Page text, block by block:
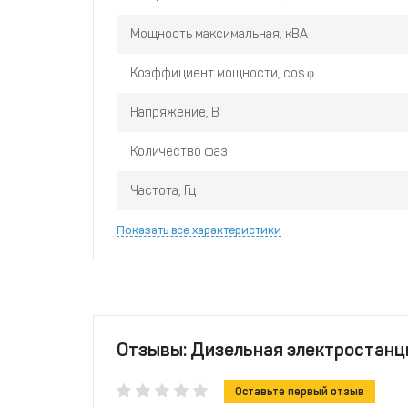
Мощность максимальная, кВА
Коэффициент мощности, cos φ
Напряжение, В
Количество фаз
Частота, Гц
Показать все характеристики
Отзывы: Дизельная
Оставьте первый отзыв